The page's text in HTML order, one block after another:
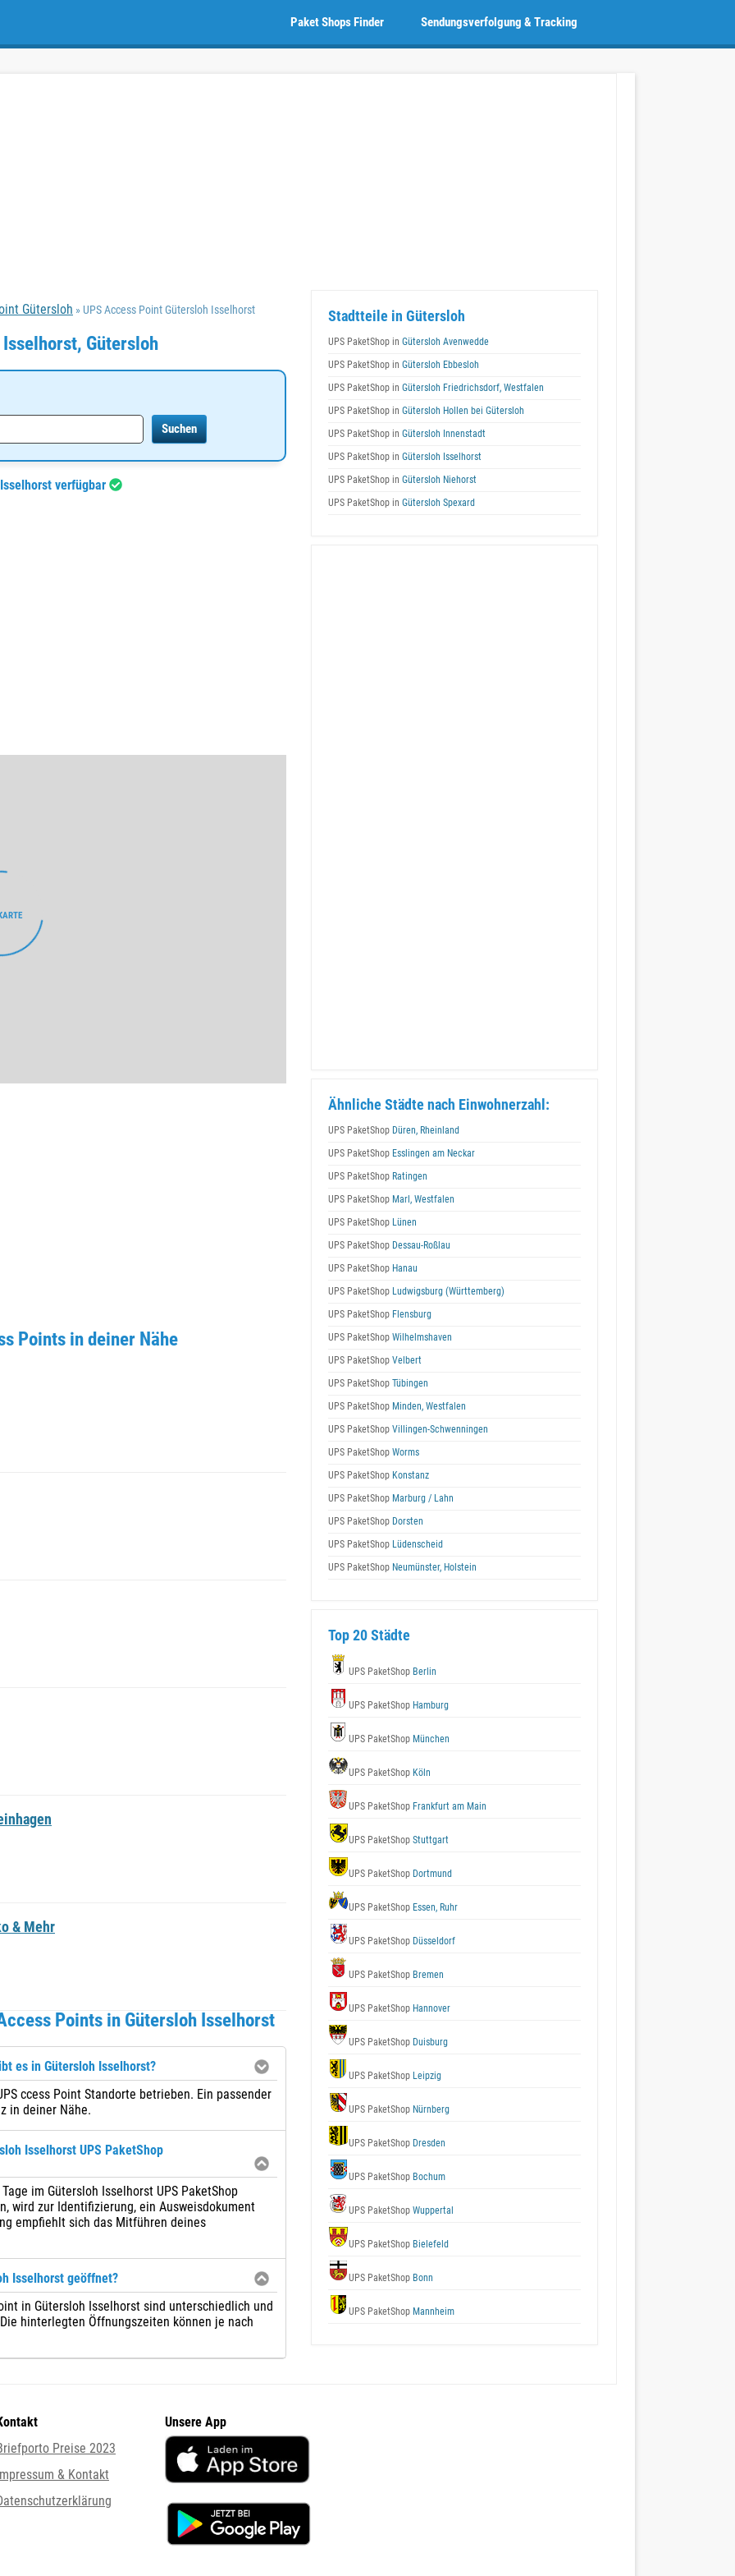
Sendungsverfolgung & Tracking
Paket Shops Finder
Gütersloh » UPS Access Point Gütersloh Isselhorst
Gütersloh
verfügbar
Points in deiner Nähe
& Mehr
Points in Gütersloh Isselhorst
es in Gütersloh Isselhorst?
ccess Point Standorte betrieben. Ein passender
in deiner Nähe.
Isselhorst UPS PaketShop
im Gütersloh Isselhorst UPS PaketShop
wird zur Identifizierung, ein Ausweisdokument
empfiehlt sich das Mitführen deines
Isselhorst geöffnet?
in Gütersloh Isselhorst sind unterschiedlich und
hinterlegten Öffnungszeiten können je nach
Stadtteile in Gütersloh
UPS PaketShop in Gütersloh Avenwedde
UPS PaketShop in Gütersloh Ebbesloh
UPS PaketShop in Gütersloh Friedrichsdorf, Westfalen
UPS PaketShop in Gütersloh Hollen bei Gütersloh
UPS PaketShop in Gütersloh Innenstadt
UPS PaketShop in Gütersloh Isselhorst
UPS PaketShop in Gütersloh Niehorst
UPS PaketShop in Gütersloh Spexard
Ähnliche Städte nach Einwohnerzahl:
UPS PaketShop Düren, Rheinland
UPS PaketShop Esslingen am Neckar
UPS PaketShop Ratingen
UPS PaketShop Marl, Westfalen
UPS PaketShop Lünen
UPS PaketShop Dessau-Roßlau
UPS PaketShop Hanau
UPS PaketShop Ludwigsburg (Württemberg)
UPS PaketShop Flensburg
UPS PaketShop Wilhelmshaven
UPS PaketShop Velbert
UPS PaketShop Tübingen
UPS PaketShop Minden, Westfalen
UPS PaketShop Villingen-Schwenningen
UPS PaketShop Worms
UPS PaketShop Konstanz
UPS PaketShop Marburg / Lahn
UPS PaketShop Dorsten
UPS PaketShop Lüdenscheid
UPS PaketShop Neumünster, Holstein
Top 20 Städte
UPS PaketShop Berlin
UPS PaketShop Hamburg
UPS PaketShop München
UPS PaketShop Köln
UPS PaketShop Frankfurt am Main
UPS PaketShop Stuttgart
UPS PaketShop Dortmund
UPS PaketShop Essen, Ruhr
UPS PaketShop Düsseldorf
UPS PaketShop Bremen
UPS PaketShop Hannover
UPS PaketShop Duisburg
UPS PaketShop Leipzig
UPS PaketShop Nürnberg
UPS PaketShop Dresden
UPS PaketShop Bochum
UPS PaketShop Wuppertal
UPS PaketShop Bielefeld
UPS PaketShop Bonn
UPS PaketShop Mannheim
Preise 2023
& Kontakt
Unsere App